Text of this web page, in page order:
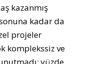
kazanmış
kadar da
projeler
komplekssiz ve